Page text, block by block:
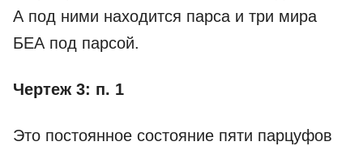
А под ними находится парса и три мира
БЕА под парсой.
Чертеж 3: п. 1
Это постоянное состояние пяти парцуфов